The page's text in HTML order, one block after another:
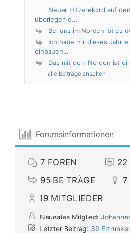
Neuer Hitzerekord auf
überlegen e...
Bei uns im Norden ist es
Ich habe mir dieses Jahr
einbauen...
Das mit dem Norden ist
alle beiträge ansehen
Forumsinformationen
7 FOREN 22
95 BEITRÄGE 7
19 MITGLIEDER
Neuestes Mitglied:
Letzter Beitrag: 39